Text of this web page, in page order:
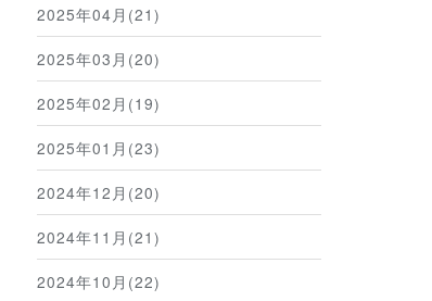
2025年04月(21)
2025年03月(20)
2025年02月(19)
2025年01月(23)
2024年12月(20)
2024年11月(21)
2024年10月(22)